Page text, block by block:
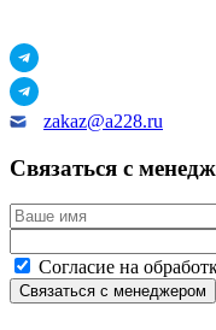
zakaz@a228.ru
Связаться с
Согласие на